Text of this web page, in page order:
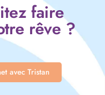
faire
rêve ?
avec Tristan